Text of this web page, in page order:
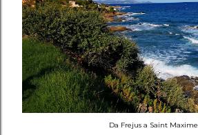
Da Frejus a Saint Maxime